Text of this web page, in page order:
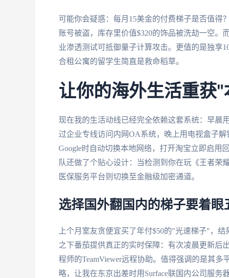
可能你会疑惑：每月15美金的付费梯子是否值得
账号被盗，库存里价值$320的饰品被洗劫一空。
业渗透测试可抵御量子计算攻击。更值的是独
合租公寓的留学生简直是救命稻草。
让你的海外生活重获"
现在我的生活动线已经完全依赖这套系统：早晨
过企业专线访问内网OA系统，晚上用电视盒子
Google时自动切换本地网络，打开淘宝立即启
队还做了个贴心设计：当检测到你在玩《王者荣
医保服务平台则切换至金融级加密通道。
选择国外翻国内的梯子要着眼
上个月室友贪便宜买了年付$50的"光速梯子"，
之下番茄提供真正的实时保障：有次凌晨更新后
程师的TeamViewer远程协助。值得强调的是其
略，让我在东京出差时用Surface联国内公司服务